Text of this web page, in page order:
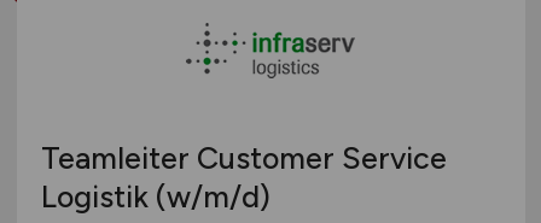
Teamleiter Customer Service
Logistik (w/m/d)